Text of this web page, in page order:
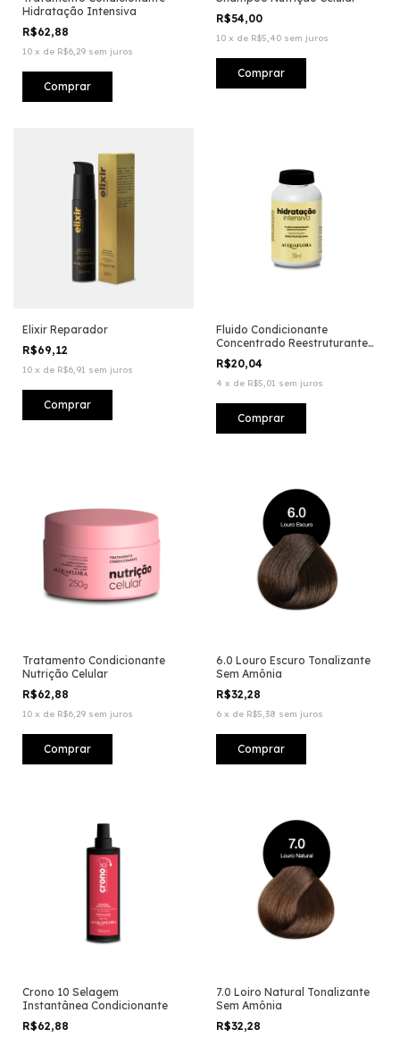
Hidratação Intensiva
R$62,88
10 x de R$6,29 sem juros
R$54,00
10 x de R$5,40 sem juros
Elixir Reparador
R$69,12
10 x de R$6,91 sem juros
Fluido Condicionante
Concentrado Reestruturante
Hidratação Intensiva
R$20,04
4 x de R$5,01 sem juros
Tratamento Condicionante
Nutrição Celular
R$62,88
10 x de R$6,29 sem juros
6.0 Louro Escuro Tonalizante
Sem Amônia
R$32,28
6 x de R$5,38 sem juros
Crono 10 Selagem
Instantânea Condicionante
R$62,88
7.0 Loiro Natural Tonalizante
Sem Amônia
R$32,28